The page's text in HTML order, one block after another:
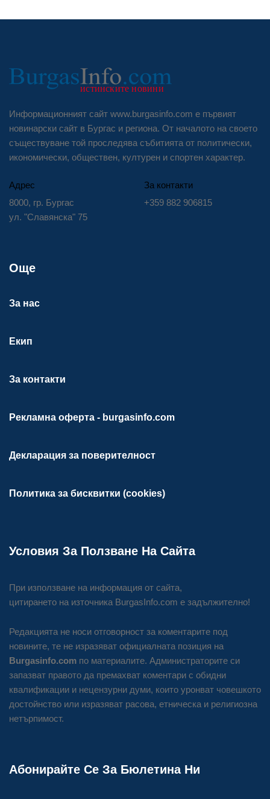
Информационният сайт www.burgasinfo.com е първият
новинарски сайт в Бургас и региона. От началото на своето
съществуване той проследява събитията от политически,
икономически, обществен, културен и спортен характер.
Адрес
8000, гр. Бургас
ул. "Славянска" 75
За контакти
+359 882 906815
Още
За нас
Екип
За контакти
Рекламна оферта - burgasinfo.com
Декларация за поверителност
Политика за бисквитки (cookies)
Условия За Ползване На Сайта
При използване на информация от сайта,
цитирането на източника BurgasInfo.com е задължително!
Редакцията не носи отговорност за коментарите под
новините, те не изразяват официалната позиция на
Burgasinfo.com по материалите. Администраторите си
запазват правото да премахват коментари с обидни
квалификации и нецензурни думи, които уронват човешкото
достойнство или изразяват расова, етническа и религиозна
нетърпимост.
Абонирайте Се За Бюлетина Ни